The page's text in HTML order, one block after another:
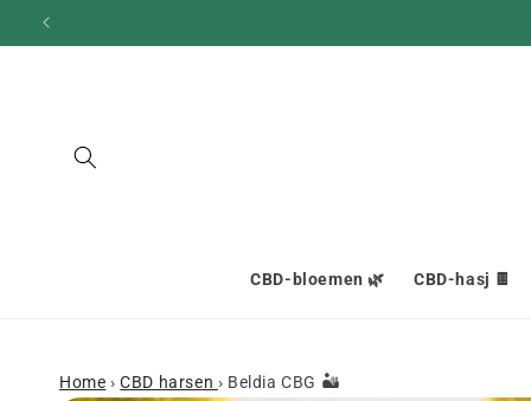
doorgaan
naar
CBD-bloemen 🌿 CBD-hasj 🍫
Home › CBD harsen › Beldia CBG 🏜️